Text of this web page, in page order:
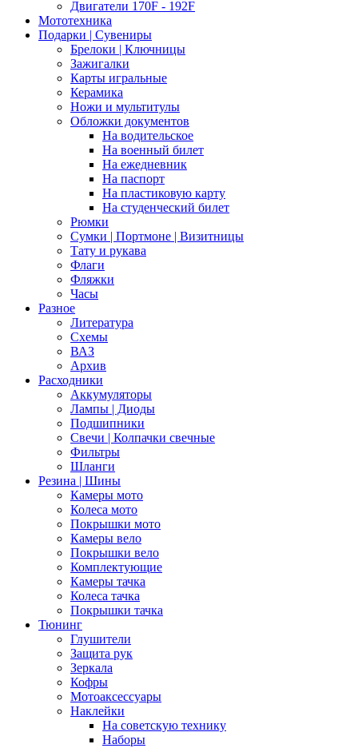
Двигатели 170F - 192F
Мототехника
Подарки | Сувениры
Брелоки | Ключницы
Зажигалки
Карты игральные
Керамика
Ножи и мультитулы
Обложки документов
На водительское
На военный билет
На ежедневник
На паспорт
На пластиковую карту
На студенческий билет
Рюмки
Сумки | Портмоне | Визитницы
Тату и рукава
Флаги
Фляжки
Часы
Разное
Литература
Схемы
ВАЗ
Архив
Расходники
Аккумуляторы
Лампы | Диоды
Подшипники
Свечи | Колпачки свечные
Фильтры
Шланги
Резина | Шины
Камеры мото
Колеса мото
Покрышки мото
Камеры вело
Покрышки вело
Комплектующие
Камеры тачка
Колеса тачка
Покрышки тачка
Тюнинг
Глушители
Защита рук
Зеркала
Кофры
Мотоаксессуары
Наклейки
На советскую технику
Наборы